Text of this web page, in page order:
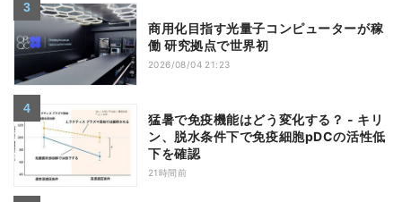
商用化目指す光量子コンピューターが稼
働 研究拠点で世界初
2026/08/04 21:23
猛暑で免疫機能はどう変化する？ - キリ
ン、脱水条件下で免疫細胞pDCの活性低
下を確認
21時間前